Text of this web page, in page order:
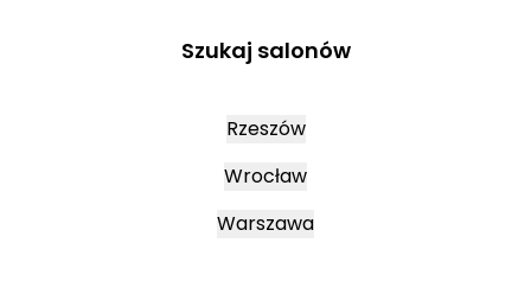
Szukaj salonów
Rzeszów
Wrocław
Warszawa